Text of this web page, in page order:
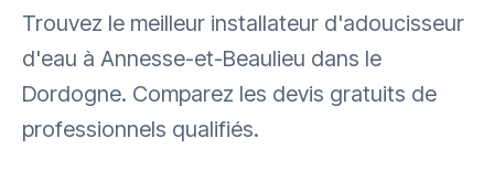
Trouvez le meilleur installateur d'adoucisseur
d'eau à Annesse-et-Beaulieu dans le
Dordogne. Comparez les devis gratuits de
professionnels qualifiés.